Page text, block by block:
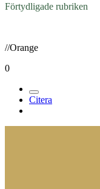
Förtydligade rubriken
//Orange
0
Citera